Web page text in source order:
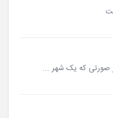
صورتی که یک شهر ...